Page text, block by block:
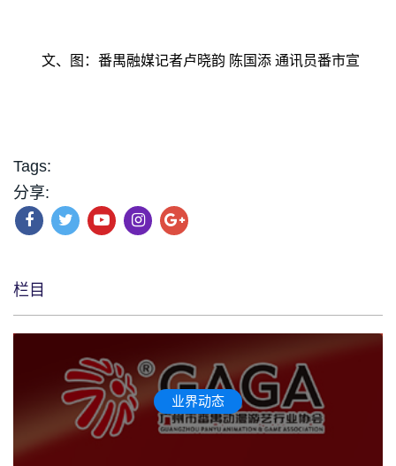
文、图：番禺融媒记者卢晓韵 陈国添 通讯员番市宣
Tags:
分享:
栏目
业界动态